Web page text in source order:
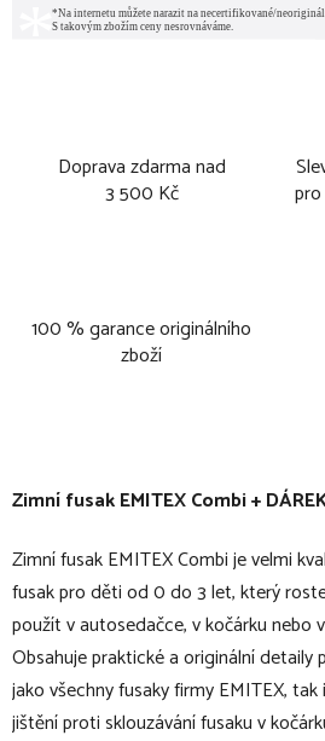
Doprava zdarma nad
3 500 Kč
100 % garance originálního
zboží
Zimní fusak EMITEX Combi +
Zimní fusak EMITEX Combi je velmi
fusak pro děti od 0 do 3 let, který
použít v autosedačce, v kočárku nebo
Obsahuje praktické a originální
jako všechny fusaky firmy EMITEX,
jištění proti sklouzávání fusaku v